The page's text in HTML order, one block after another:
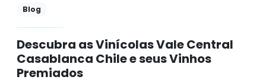
Blog
Descubra as Vinícolas Vale Central
Casablanca Chile e seus Vinhos
Premiados